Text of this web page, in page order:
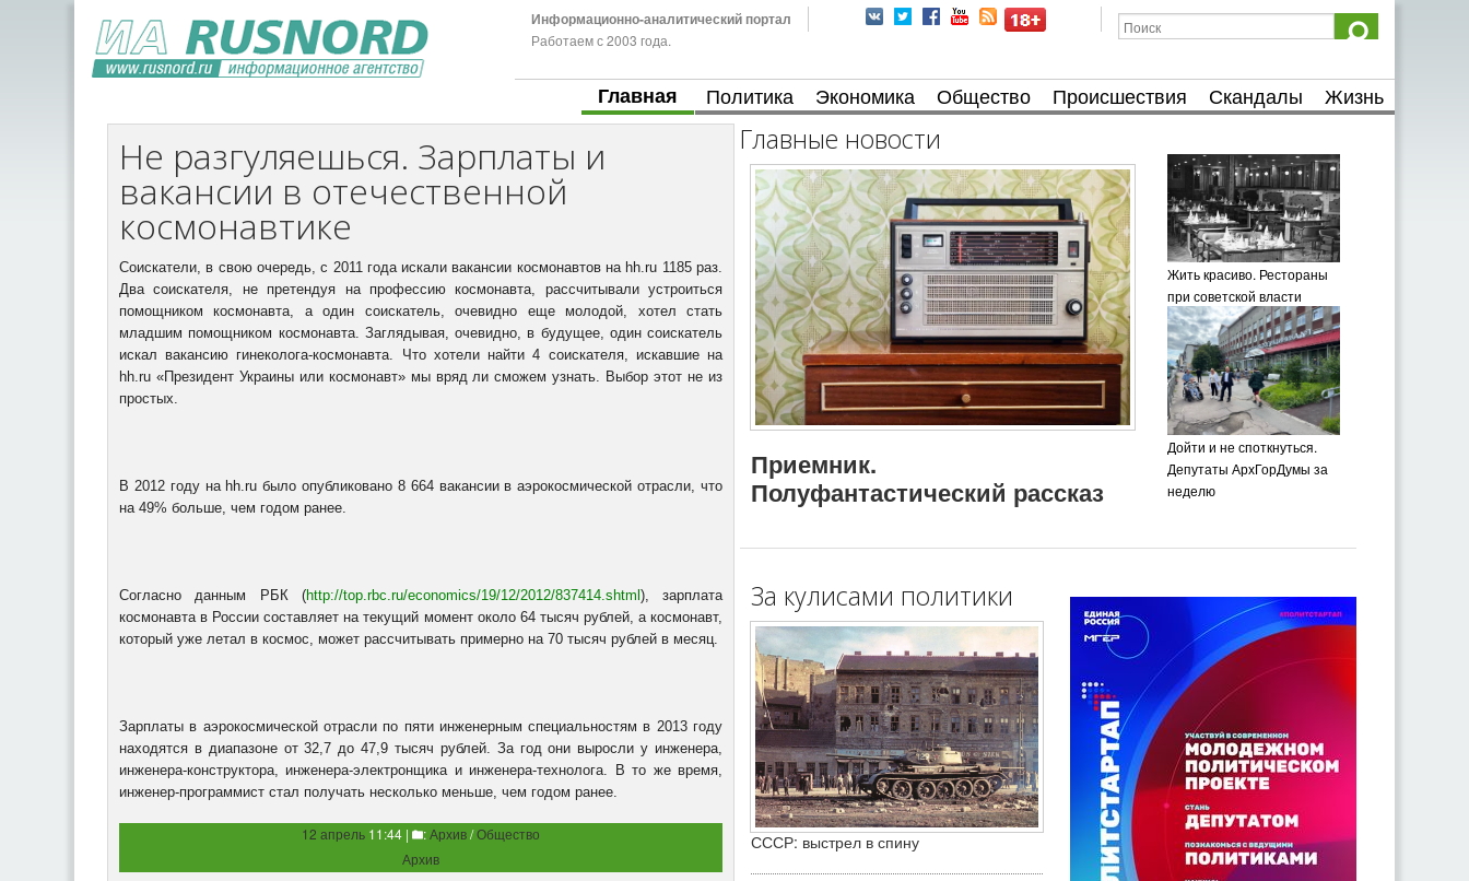
Информационно-аналитический портал
Работаем с 2003 года.
Главная Политика Экономика Общество Происшествия Скандалы Жизнь
Не разгуляешься. Зарплаты и
вакансии в отечественной
космонавтике
Соискатели, в свою очередь, с 2011 года искали вакансии космонавтов на hh.ru 1185 раз.
Два соискателя, не претендуя на профессию космонавта, рассчитывали устроиться
помощником космонавта, а один соискатель, очевидно еще молодой, хотел стать
младшим помощником космонавта. Заглядывая, очевидно, в будущее, один соискатель
искал вакансию гинеколога-космонавта. Что хотели найти 4 соискателя, искавшие на
hh.ru «Президент Украины или космонавт» мы вряд ли сможем узнать. Выбор этот не из
простых.
В 2012 году на hh.ru было опубликовано 8 664 вакансии в аэрокосмической отрасли, что
на 49% больше, чем годом ранее.
Согласно данным РБК (http://top.rbc.ru/economics/19/12/2012/837414.shtml ), зарплата
космонавта в России составляет на текущий момент около 64 тысяч рублей, а космонавт,
который уже летал в космос, может рассчитывать примерно на 70 тысяч рублей в месяц.
Зарплаты в аэрокосмической отрасли по пяти инженерным специальностям в 2013 году
находятся в диапазоне от 32,7 до 47,9 тысяч рублей. За год они выросли у инженера,
инженера-конструктора, инженера-электронщика и инженера-технолога. В то же время,
инженер-программист стал получать несколько меньше, чем годом ранее.
12 апрель 11:44 | :Архив/Общество
Архив
Главные новости
Приемник.
Полуфантастический рассказ
Жить красиво. Рестораны
при советской власти
Дойти и не споткнуться.
Депутаты АрхГорДумы за
неделю
За кулисами политики
СССР: выстрел в спину